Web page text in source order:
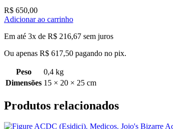
R$ 650,00
Adicionar ao carrinho
Em até 3x de R$ 216,67 sem juros
Ou apenas R$ 617,50 pagando no pix.
Peso
0,4 kg
Dimensões 15 × 20 × 25 cm
Produtos relacionados